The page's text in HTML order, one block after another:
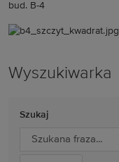
bud. B-4
Wyszukiwarka
Szukaj